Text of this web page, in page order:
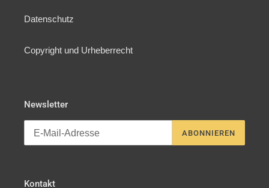
Datenschutz
Copyright und Urheberrecht
Newsletter
ABONNIEREN
Kontakt